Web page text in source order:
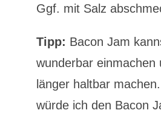
Ggf. mit Salz
Tipp: Bacon Jam
wunderbar einmachen
länger haltbar
würde ich den Bacon